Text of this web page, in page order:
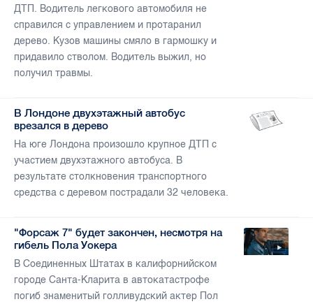
ДТП. Водитель легкового автомобиля не
справился с управлением и протаранил
дерево. Кузов машины смяло в гармошку и
придавило стволом. Водитель выжил, но
получил травмы.
В Лондоне двухэтажный автобус
врезался в дерево
На юге Лондона произошло крупное ДТП с
участием двухэтажного автобуса. В
результате столкновения транспортного
средства с деревом пострадали 32 человека.
"Форсаж 7" будет закончен, несмотря на
гибель Пола Уокера
В Соединенных Штатах в калифорнийском
городе Санта-Кларита в автокатастрофе
погиб знаменитый голливудский актер Пол